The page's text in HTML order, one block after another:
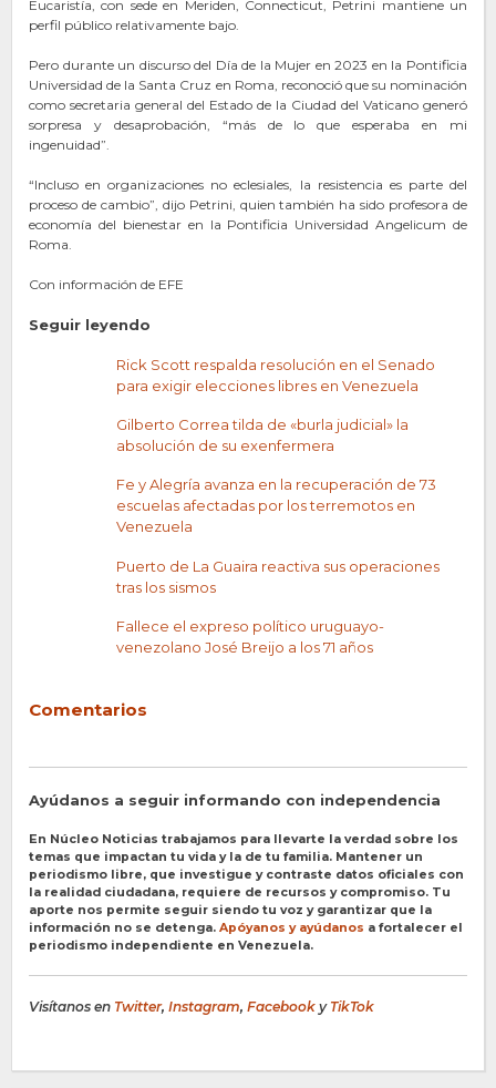
Eucaristía, con sede en Meriden, Connecticut, Petrini mantiene un
perfil público relativamente bajo.
Pero durante un discurso del Día de la Mujer en 2023 en la Pontificia
Universidad de la Santa Cruz en Roma, reconoció que su nominación
como secretaria general del Estado de la Ciudad del Vaticano generó
sorpresa y desaprobación, “más de lo que esperaba en mi
ingenuidad”.
“Incluso en organizaciones no eclesiales, la resistencia es parte del
proceso de cambio”, dijo Petrini, quien también ha sido profesora de
economía del bienestar en la Pontificia Universidad Angelicum de
Roma.
Con información de EFE
Seguir leyendo
Rick Scott respalda resolución en el Senado
para exigir elecciones libres en Venezuela
Gilberto Correa tilda de «burla judicial» la
absolución de su exenfermera
Fe y Alegría avanza en la recuperación de 73
escuelas afectadas por los terremotos en
Venezuela
Puerto de La Guaira reactiva sus operaciones
tras los sismos
Fallece el expreso político uruguayo-
venezolano José Breijo a los 71 años
Comentarios
Ayúdanos a seguir informando con independencia
En Núcleo Noticias trabajamos para llevarte la verdad sobre los
temas que impactan tu vida y la de tu familia. Mantener un
periodismo libre, que investigue y contraste datos oficiales con
la realidad ciudadana, requiere de recursos y compromiso. Tu
aporte nos permite seguir siendo tu voz y garantizar que la
información no se detenga. Apóyanos y ayúdanos a fortalecer el
periodismo independiente en Venezuela.
Visítanos en Twitter, Instagram, Facebook y TikTok